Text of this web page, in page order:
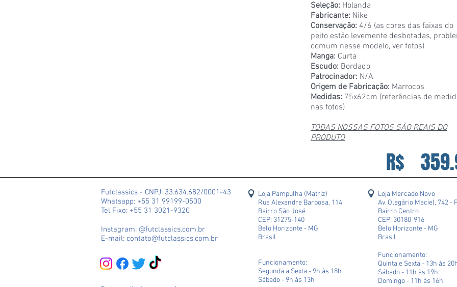
Seleção: Holanda
Fabricante: Nike
Conservação: 4/6 (as cores das faixas do
peito estão levemente desbotadas,
comum nesse modelo, ver fotos)
Manga: Curta
Escudo: Bordado
Patrocinador: N/A
Origem de Fabricação: Marrocos
Medidas: 75x62cm (referências de
nas fotos)
TODAS NOSSAS FOTOS SÃO REAIS DO
PRODUTO
R$
Futclassics - CNPJ: 33.634.682/0001-43
Whatsapp: +55 31 99199-0500
Tel Fixo: +55 31 3021-9320
Instagram: @futclassics.com.br
E-mail: contato@futclassics.com.br
Loja Pampulha (Matriz)
Rua Alexandre Barbosa, 114
Bairro São José
CEP: 31275-140
Belo Horizonte - MG
Brasil
Funcionamento:
Segunda a Sexta - 9h às 18h
Sábado - 9h às 13h
Loja Mercado Novo
Av. Olegário Maciel, 742 -
Bairro Centro
CEP: 30180-916
Belo Horizonte - MG
Brasil
Funcionamento:
Quinta e Sexta - 13h às
Sábado - 11h às 19h
Domingo - 11h às 16h